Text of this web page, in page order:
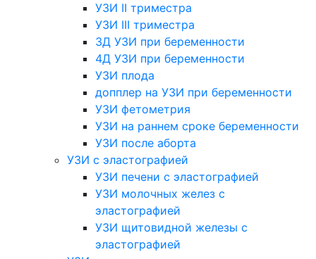
УЗИ II триместра
УЗИ III триместра
3Д УЗИ при беременности
4Д УЗИ при беременности
УЗИ плода
допплер на УЗИ при беременности
УЗИ фетометрия
УЗИ на раннем сроке беременности
УЗИ после аборта
УЗИ с эластографией
УЗИ печени с эластографией
УЗИ молочных желез с
эластографией
УЗИ щитовидной железы с
эластографией